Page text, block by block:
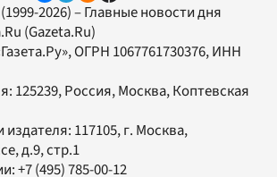
2026) – Главные новости дня
(Gazeta.Ru)
, ОГРН 1067761730376, ИНН
125239, Россия, Москва, Коптевская
издателя: 117105, г. Москва,
д.9, стр.1
+7 (495) 785-00-12